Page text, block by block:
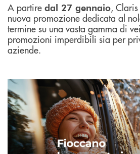
A partire dal 27 gennaio,
nuova promozione dedicata al
termine su una vasta gamma di
promozioni imperdibili sia per
aziende.